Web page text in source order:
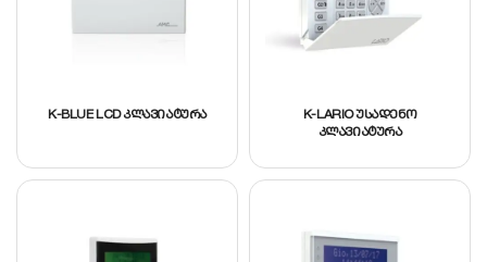
K-BLUE LCD კლავიატურა
K-LARIO უსადენო
კლავიატურა